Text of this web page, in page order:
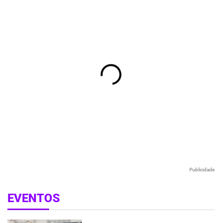
Publicidade
EVENTOS